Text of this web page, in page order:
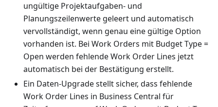
ungültige Projektaufgaben- und
Planungszeilenwerte geleert und automatisch
vervollständigt, wenn genau eine gültige Option
vorhanden ist. Bei Work Orders mit Budget Type =
Open werden fehlende Work Order Lines jetzt
automatisch bei der Bestätigung erstellt.
Ein Daten-Upgrade stellt sicher, dass fehlende
Work Order Lines in Business Central für